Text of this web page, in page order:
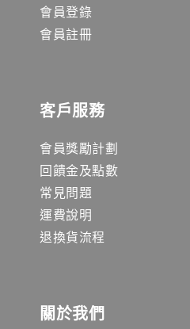
會員登錄
會員註冊
客戶服務
會員獎勵計劃
回饋金及點數
常見問題
運費說明
退換貨流程
關於我們